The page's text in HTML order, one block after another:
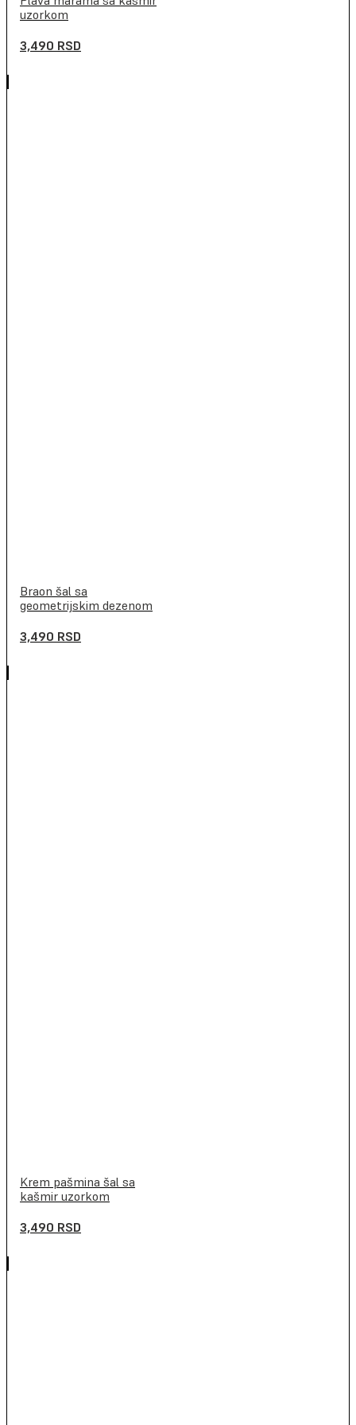
uzorkom
3,490 RSD
Braon šal sa
geometrijskim dezenom
3,490 RSD
Krem pašmina šal sa
kašmir uzorkom
3,490 RSD